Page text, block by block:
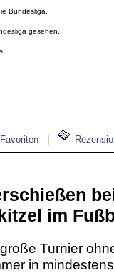
Bundesliga.
gesehen.
Favoriten
im
Turnier
in